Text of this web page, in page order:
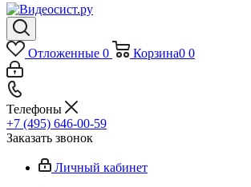
Отложенные 0 Корзина0 0
Телефоны
+7 (495) 646-00-59
Заказать звонок
Личный кабинет